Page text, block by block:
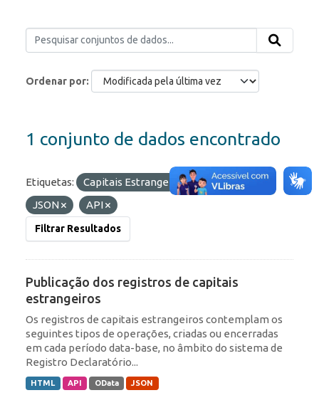
Ordenar por
1 conjunto de dados encontrado
Etiquetas: Capitais Estrangeiros
Formatos:
JSON
API
Filtrar Resultados
Publicação dos registros de capitais
estrangeiros
Os registros de capitais estrangeiros contemplam os
seguintes tipos de operações, criadas ou encerradas
em cada período data-base, no âmbito do sistema de
Registro Declaratório...
HTML API OData JSON